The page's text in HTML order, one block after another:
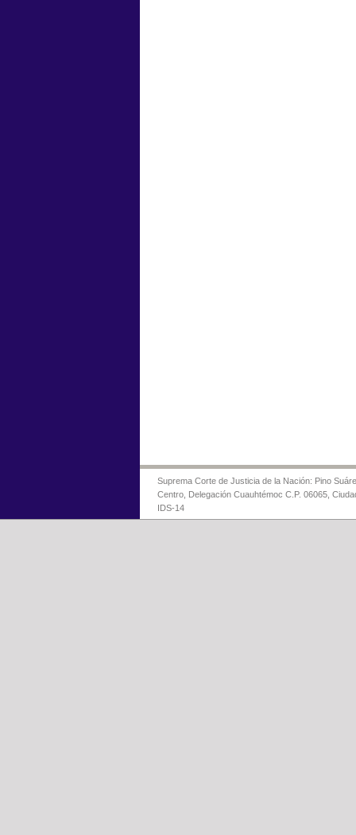
Suprema Corte de Justicia de la Nación: Pino
Centro, Delegación Cuauhtémoc C.P. 06065,
IDS-14